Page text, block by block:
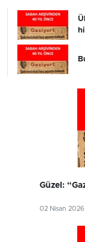
Güzel:
02 Nisan 2026